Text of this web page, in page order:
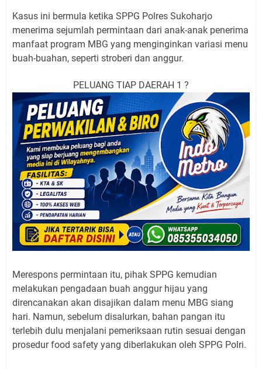
Kasus ini bermula ketika SPPG Polres Sukoharjo
menerima sejumlah permintaan dari anak-anak penerima
manfaat program MBG yang menginginkan variasi menu
buah-buahan, seperti stroberi dan anggur.
PELUANG TIAP DAERAH 1 ?
Merespons permintaan itu, pihak SPPG kemudian
melakukan pengadaan buah anggur hijau yang
direncanakan akan disajikan dalam menu MBG siang
hari. Namun, sebelum disalurkan, bahan pangan itu
terlebih dulu menjalani pemeriksaan rutin sesuai dengan
prosedur food safety yang diberlakukan oleh SPPG Polri.